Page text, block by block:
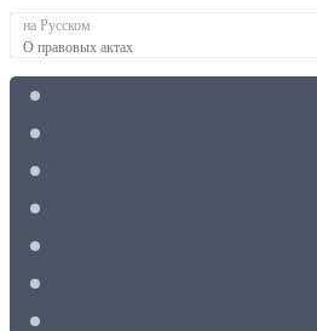
на Русском
О правовых актах